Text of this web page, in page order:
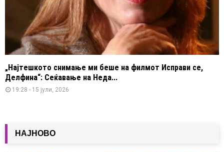
„Најтешкото снимање ми беше на филмот Исправи се,
Делфина“: Сеќавање на Неда...
19:28 - 15 јули, 2026
НАЈНОВО